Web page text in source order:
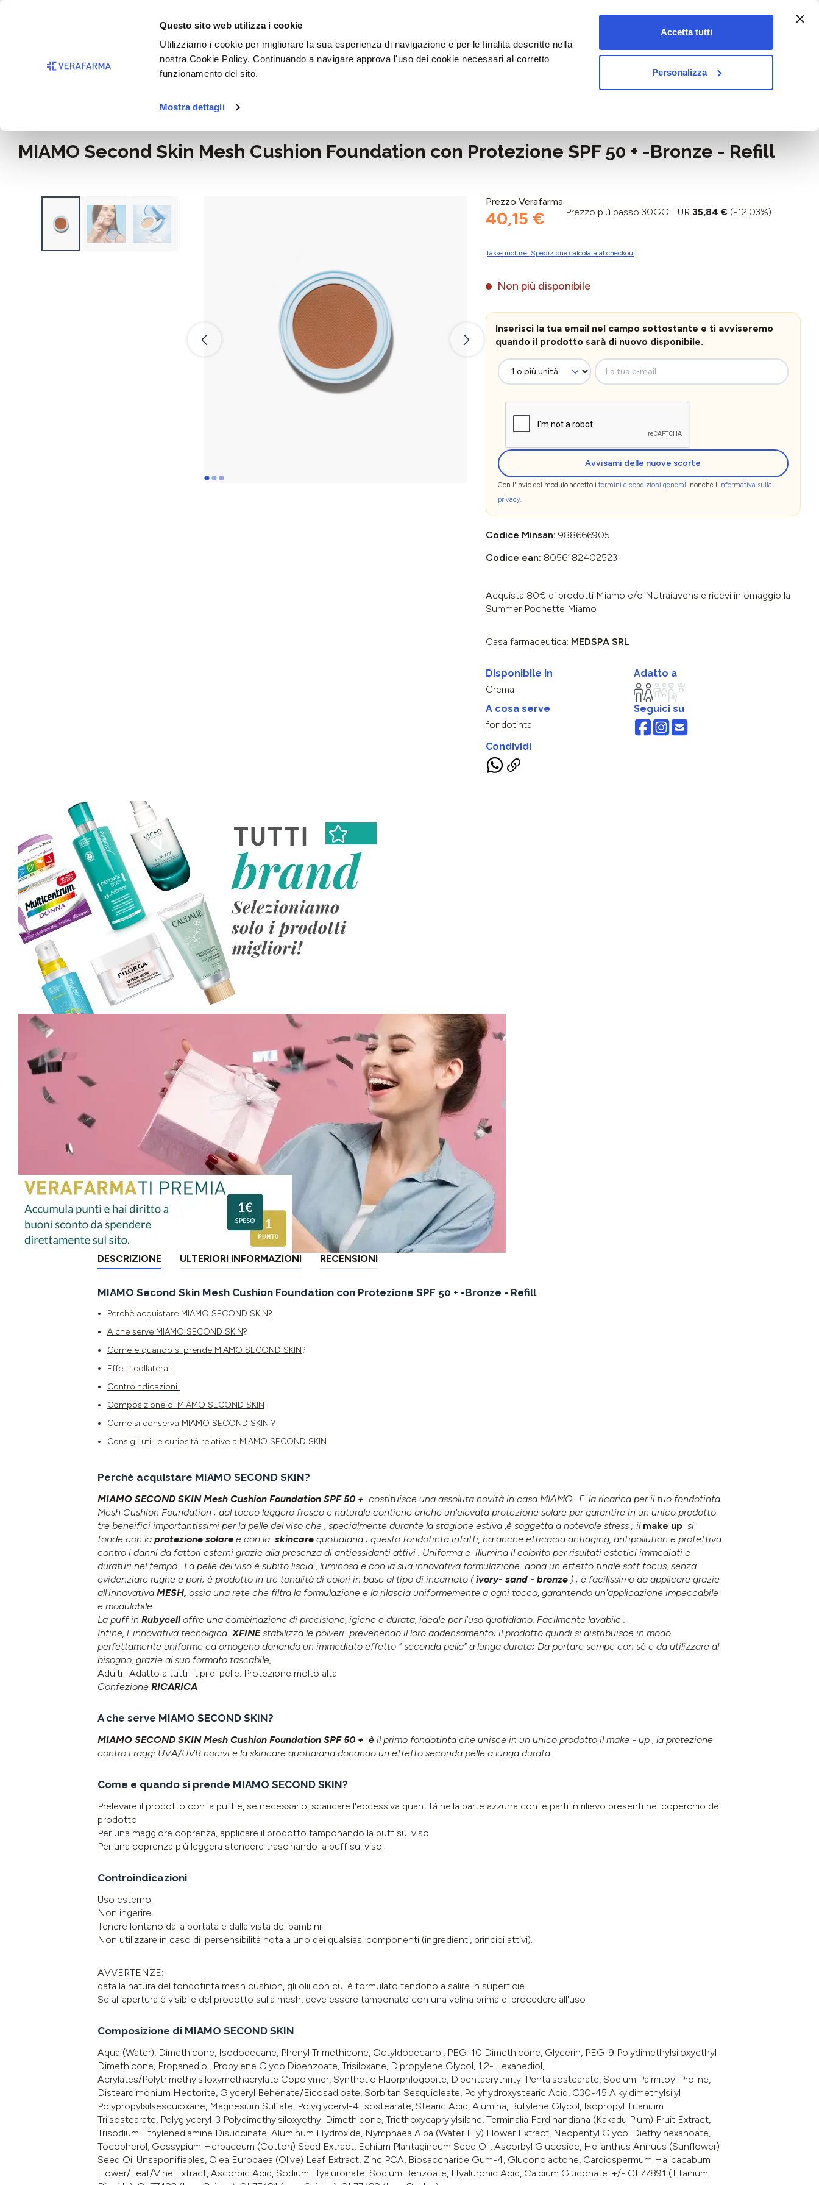
Questo sito web utilizza i cookie
Utilizziamo i cookie per migliorare la sua esperienza di navigazione e per le finalità descritte nella
nostra Cookie Policy. Continuando a navigare approva l'uso dei cookie necessari al corretto
funzionamento del sito.
Mostra dettagli
Accetta tutti
Personalizza
Passa alla navigazione principale
vet&pet
MIAMO Second Skin Mesh Cushion Foundation con Protezione SPF 50 + -Bronze - Refill
Salta la galleria di immagini Prezzo Verafarma
40,15 € Prezzo più basso 30GG EUR 35,84 € (-12.03%)
Tasse incluse. Spedizione calcolata al checkout
Non più disponibile
Inserisci la tua email nel campo sottostante e ti avviseremo
quando il prodotto sarà di nuovo disponibile.
La tua e-mail
Avvisami delle nuove scorte
Con l'invio del modulo accetto i termini e condizioni generali nonché l'informativa sulla
privacy.
Codice Minsan: 988666905
Codice ean: 8056182402523
Acquista 80€ di prodotti Miamo e/o Nutraiuvens e ricevi in omaggio la
Summer Pochette Miamo
Casa farmaceutica: MEDSPA SRL
Disponibile in
Crema
Adatto a
A cosa serve
fondotinta
Seguici su
Condividi
DESCRIZIONE ULTERIORI INFORMAZIONI RECENSIONI
MIAMO Second Skin Mesh Cushion Foundation con Protezione SPF 50 + -Bronze - Refill
Perchè acquistare MIAMO SECOND SKIN?
A che serve MIAMO SECOND SKIN?
Come e quando si prende MIAMO SECOND SKIN?
Effetti collaterali
Controindicazioni
Composizione di MIAMO SECOND SKIN
Come si conserva MIAMO SECOND SKIN ?
Consigli utili e curiosità relative a MIAMO SECOND SKIN
Perchè acquistare MIAMO SECOND SKIN?
MIAMO SECOND SKIN Mesh Cushion Foundation SPF 50 + costituisce una assoluta novità in casa MIAMO. E' la ricarica per il tuo fondotinta
Mesh Cushion Foundation ; dal tocco leggero fresco e naturale contiene anche un'elevata protezione solare per garantire in un unico prodotto
tre beneifici importantissimi per la pelle del viso che , specialmente durante la stagione estiva ,è soggetta a notevole stress ; il make up si
fonde con la protezione solare e con la skincare quotidiana ; questo fondotinta infatti, ha anche efficacia antiaging, antipollution e protettiva
contro i danni da fattori esterni grazie alla presenza di antiossidanti attivi . Uniforma e illumina il colorito per risultati estetici immediati e
duraturi nel tempo . La pelle del viso è subito liscia , luminosa e con la sua innovativa formulazione dona un effetto finale soft focus, senza
evidenziare rughe e pori; è prodotto in tre tonalità di colori in base al tipo di incarnato (ivory- sand - bronze ) ; è facilissimo da applicare grazie
all'innovativa MESH, ossia una rete che filtra la formulazione e la rilascia uniformemente a ogni tocco, garantendo un'applicazione impeccabile
e modulabile.
La puff in Rubycelloffre una combinazione di precisione, igiene e durata, ideale per l'uso quotidiano. Facilmente lavabile .
Infine, l' innovativa tecnolgica XFINEstabilizza le polveri prevenendo il loro addensamento; il prodotto quindi si distribuisce in modo
perfettamente uniforme ed omogeno donando un immediato effetto " seconda pella" a lunga durata; Da portare sempe con sè e da utilizzare al
bisogno, grazie al suo formato tascabile,
Adulti . Adatto a tutti i tipi di pelle. Protezione molto alta
Confezione RICARICA
A che serve MIAMO SECOND SKIN?
MIAMO SECOND SKIN Mesh Cushion Foundation SPF 50 + è il primo fondotinta che unisce in un unico prodotto il make - up , la protezione
contro i raggi UVA/UVB nocivi e la skincare quotidiana donando un effetto seconda pelle a lunga durata.
Come e quando si prende MIAMO SECOND SKIN?
Prelevare il prodotto con la puff e, se necessario, scaricare l'eccessiva quantità nella parte azzurra con le parti in rilievo presenti nel coperchio del
prodotto
Per una maggiore coprenza, applicare il prodotto tamponando la puff sul viso
Per una coprenza più leggera stendere trascinando la puff sul viso.
Controindicazioni
Uso esterno.
Non ingerire.
Tenere lontano dalla portata e dalla vista dei bambini.
Non utilizzare in caso di ipersensibilità nota a uno dei qualsiasi componenti (ingredienti, principi attivi).
AVVERTENZE:
data la natura del fondotinta mesh cushion, gli olii con cui è formulato tendono a salire in superficie.
Se all'apertura è visibile del prodotto sulla mesh, deve essere tamponato con una velina prima di procedere all'uso
Composizione di MIAMO SECOND SKIN
Aqua (Water), Dimethicone, Isododecane, Phenyl Trimethicone, Octyldodecanol, PEG-10 Dimethicone, Glycerin, PEG-9 Polydimethylsiloxyethyl
Dimethicone, Propanediol, Propylene GlycolDibenzoate, Trisiloxane, Dipropylene Glycol, 1,2-Hexanediol,
Acrylates/Polytrimethylsiloxymethacrylate Copolymer, Synthetic Fluorphlogopite, Dipentaerythrityl Pentaisostearate, Sodium Palmitoyl Proline,
Disteardimonium Hectorite, Glyceryl Behenate/Eicosadioate, Sorbitan Sesquioleate, Polyhydroxystearic Acid, C30-45 Alkyldimethylsilyl
Polypropylsilsesquioxane, Magnesium Sulfate, Polyglyceryl-4 Isostearate, Stearic Acid, Alumina, Butylene Glycol, Isopropyl Titanium
Triisostearate, Polyglyceryl-3 Polydimethylsiloxyethyl Dimethicone, Triethoxycaprylylsilane, Terminalia Ferdinandiana (Kakadu Plum) Fruit Extract,
Trisodium Ethylenediamine Disuccinate, Aluminum Hydroxide, Nymphaea Alba (Water Lily) Flower Extract, Neopentyl Glycol Diethylhexanoate,
Tocopherol, Gossypium Herbaceum (Cotton) Seed Extract, Echium Plantagineum Seed Oil, Ascorbyl Glucoside, Helianthus Annuus (Sunflower)
Seed Oil Unsaponifiables, Olea Europaea (Olive) Leaf Extract, Zinc PCA, Biosaccharide Gum-4, Gluconolactone, Cardiospermum Halicacabum
Flower/Leaf/Vine Extract, Ascorbic Acid, Sodium Hyaluronate, Sodium Benzoate, Hyaluronic Acid, Calcium Gluconate. +/- CI 77891 (Titanium